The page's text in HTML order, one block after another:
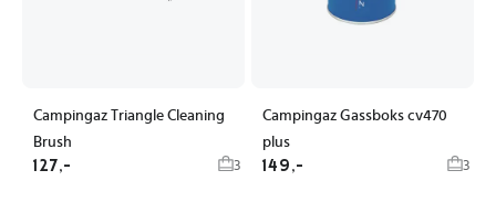
Campingaz Triangle Cleaning
Brush
127,- 3
Campingaz Gassboks cv470
plus
149,- 3